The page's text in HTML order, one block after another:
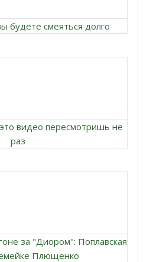
будете смеяться долго
видео пересмотришь не
раз
за "Диором": Поплавская
Плющенко